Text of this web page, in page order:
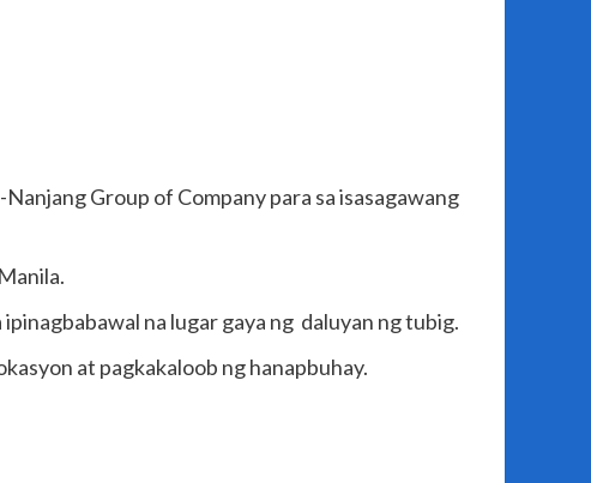
Group of Company para sa isasagawang
na lugar gaya ng daluyan ng tubig.
at pagkakaloob ng hanapbuhay.